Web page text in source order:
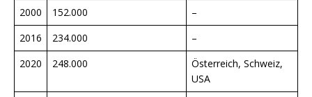
2000 152.000
–
2016
234.000
–
2020
248.000
Österreich, Schweiz,
USA